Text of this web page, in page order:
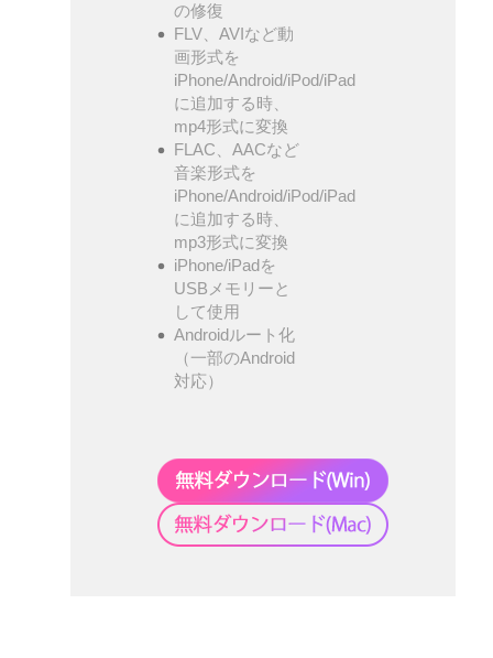
の修復
FLV、AVIなど動
画形式を
iPhone/Android/iPod/iPad
に追加する時、
mp4形式に変換
FLAC、AACなど
音楽形式を
iPhone/Android/iPod/iPad
に追加する時、
mp3形式に変換
iPhone/iPadを
USBメモリーと
して使用
Androidルート化
（一部のAndroid
対応）